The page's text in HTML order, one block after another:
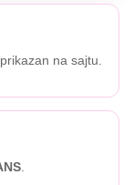
na sajtu.